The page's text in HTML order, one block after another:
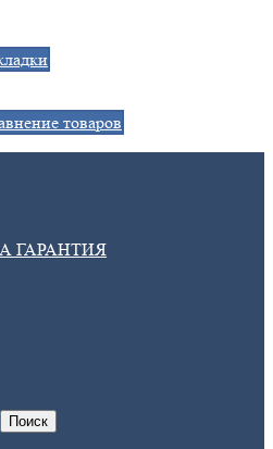
товаров
ГАРАНТИЯ
Поиск